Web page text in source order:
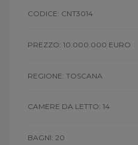
CODICE: CNT3014
PREZZO: 10.000.000 EURO
REGIONE: TOSCANA
CAMERE DA LETTO: 14
BAGNI: 20